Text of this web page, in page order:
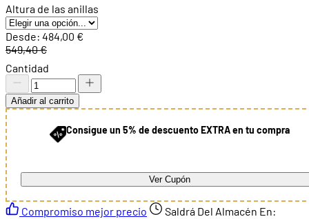
Altura de las anillas
Desde: 484,00 €
549,40 €
Cantidad
Añadir al carrito
Consigue un 5% de descuento EXTRA en tu compra
Ver Cupón
Compromiso mejor precio
Saldrá Del Almacén En: